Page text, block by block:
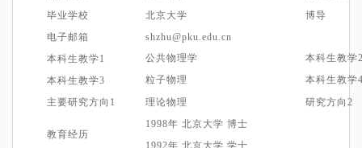
毕业学校
北京大学
博导
电子邮箱
shzhu@pku.edu.cn
本科生教学1
公共物理学 本科生教学
本科生教学3 粒子物理 本科生教学
主要研究方向 1 理论物理 研究方向 2
教育经历
1998年 北京大学 博士
1992年 北京大学 学士